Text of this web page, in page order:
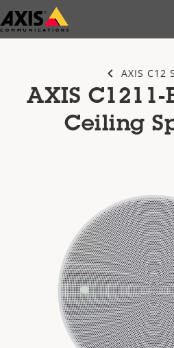
Passer
au
AXIS C12
AXIS
Ceiling